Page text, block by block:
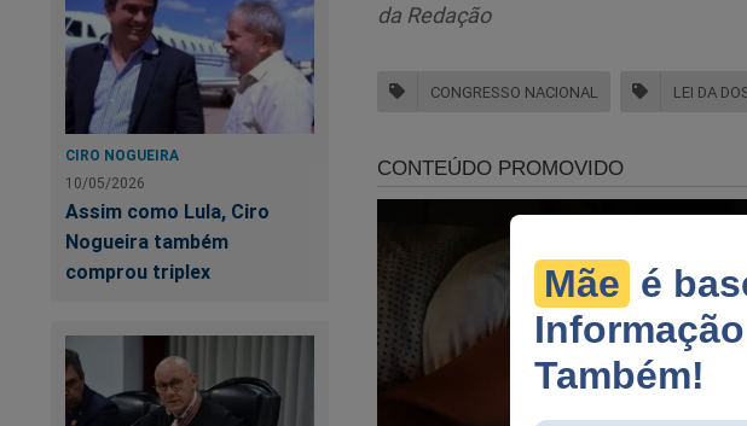
Mãe é
Informação
Também!
CIRO NOGUEIRA
10/05/2026
Assim como Lula, Ciro
Nogueira também
comprou triplex
da Redação
CONGRESSO NACIONAL LEI DA